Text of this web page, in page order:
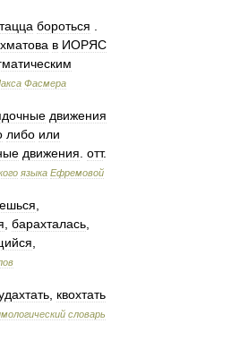
бороться
в ИОРЯС
Фасмера
движения
либо или
движения отт.
языка Ефремовой
барахталась
квохтать
словарь